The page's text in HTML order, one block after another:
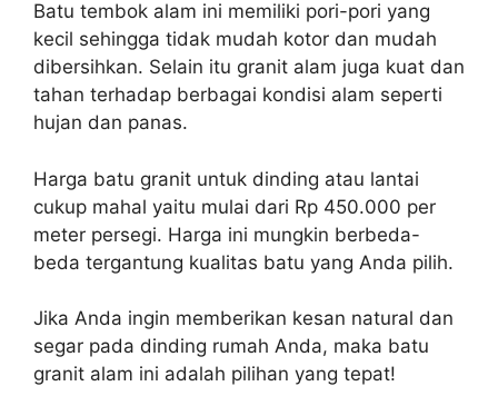
Batu tembok alam ini memiliki pori-pori yang
kecil sehingga tidak mudah kotor dan mudah
dibersihkan. Selain itu granit alam juga kuat dan
tahan terhadap berbagai kondisi alam seperti
hujan dan panas.
Harga batu granit untuk dinding atau lantai
cukup mahal yaitu mulai dari Rp 450.000 per
meter persegi. Harga ini mungkin berbeda-
beda tergantung kualitas batu yang Anda pilih.
Jika Anda ingin memberikan kesan natural dan
segar pada dinding rumah Anda, maka batu
granit alam ini adalah pilihan yang tepat!